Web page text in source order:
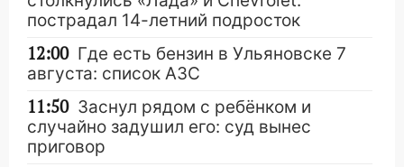
пострадал 14-летний подросток
12:00 Где есть бензин в Ульяновске 7
августа: список АЗС
11:50 Заснул рядом с ребёнком и
случайно задушил его: суд вынес
приговор